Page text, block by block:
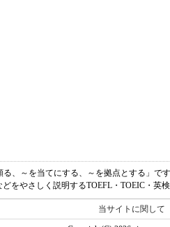
る、～を当てにする、～を拠点とする」で
をやさしく説明するTOEFL・TOEIC・英
当サイトに関して